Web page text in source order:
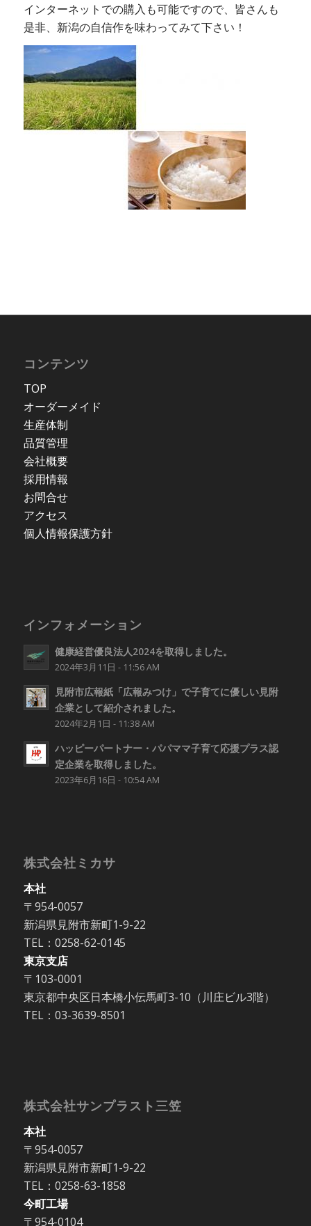
インターネットでの購入も可能ですので、皆さんも
是非、新潟の自信作を味わってみて下さい！
コンテンツ
TOP
オーダーメイド
生産体制
品質管理
会社概要
採用情報
お問合せ
アクセス
個人情報保護方針
インフォメーション
健康経営優良法人2024を取得しました。
2024年3月11日 - 11:56 AM
見附市広報紙「広報みつけ」で子育てに優しい見附
企業として紹介されました。
2024年2月1日 - 11:38 AM
ハッピーパートナー・パパママ子育て応援プラス認
定企業を取得しました。
2023年6月16日 - 10:54 AM
株式会社ミカサ
本社
〒954-0057
新潟県見附市新町1-9-22
TEL：0258-62-0145
東京支店
〒103-0001
東京都中央区日本橋小伝馬町3-10（川庄ビル3階）
TEL：03-3639-8501
株式会社サンプラスト三笠
本社
〒954-0057
新潟県見附市新町1-9-22
TEL：0258-63-1858
今町工場
〒954-0104